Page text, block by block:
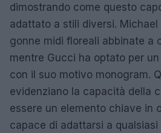
dimostrando come questo
adattato a stili diversi. Michael
gonne midi floreali abbinate a
mentre Gucci ha optato per
con il suo motivo monogram.
evidenziano la capacità della
essere un elemento chiave in
capace di adattarsi a qualsiasi